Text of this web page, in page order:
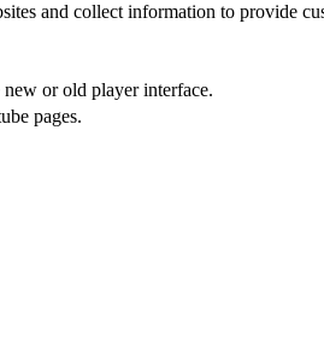
and collect information to provide
new or old player interface.
pages.